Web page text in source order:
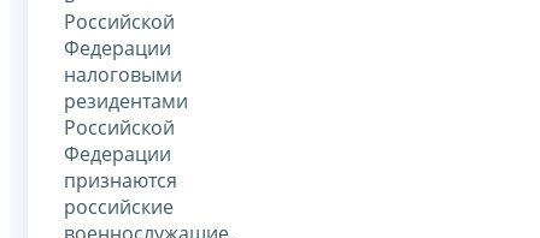
Российской
Федерации
налоговыми
резидентами
Российской
Федерации
признаются
российские